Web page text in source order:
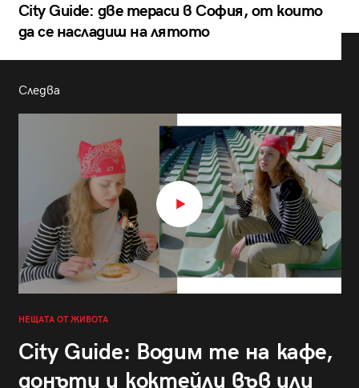
City Guide: две тераси в София, от които
да се насладиш на лятото
Следва
НЕЩАТА ОТ ЖИВОТА
City Guide: Водим те на кафе,
донъти и коктейли във или